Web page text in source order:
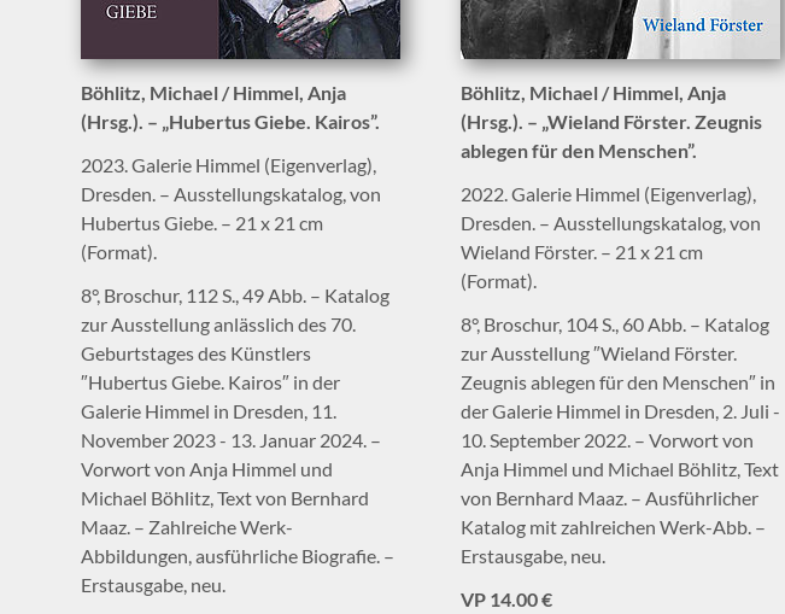
Böhlitz, Michael / Himmel, Anja
(Hrsg.). – „Hubertus Giebe. Kairos”.
2023. Galerie Himmel (Eigenverlag),
Dresden. – Ausstellungskatalog, von
Hubertus Giebe. – 21 x 21 cm
(Format).
8°, Broschur, 112 S., 49 Abb. – Katalog
zur Ausstellung anlässlich des 70.
Geburtstages des Künstlers
″Hubertus Giebe. Kairos″ in der
Galerie Himmel in Dresden, 11.
November 2023 - 13. Januar 2024. –
Vorwort von Anja Himmel und
Michael Böhlitz, Text von Bernhard
Maaz. – Zahlreiche Werk-
Abbildungen, ausführliche Biografie. –
Erstausgabe, neu.
Böhlitz, Michael / Himmel, Anja
(Hrsg.). – „Wieland Förster. Zeugnis
ablegen für den Menschen”.
2022. Galerie Himmel (Eigenverlag),
Dresden. – Ausstellungskatalog, von
Wieland Förster. – 21 x 21 cm
(Format).
8°, Broschur, 104 S., 60 Abb. – Katalog
zur Ausstellung ″Wieland Förster.
Zeugnis ablegen für den Menschen″ in
der Galerie Himmel in Dresden, 2. Juli -
10. September 2022. – Vorwort von
Anja Himmel und Michael Böhlitz, Text
von Bernhard Maaz. – Ausführlicher
Katalog mit zahlreichen Werk-Abb. –
Erstausgabe, neu.
VP 14.00 €